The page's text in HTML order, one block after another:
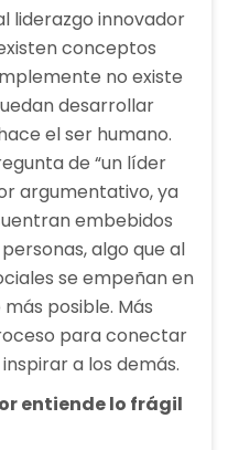
liderazgo innovador
conceptos
no existe
desarrollar
el ser humano.
de “un líder
argumentativo, ya
embebidos
algo que al
se empeñan en
posible. Más
para conectar
a los demás.
entiende lo frágil